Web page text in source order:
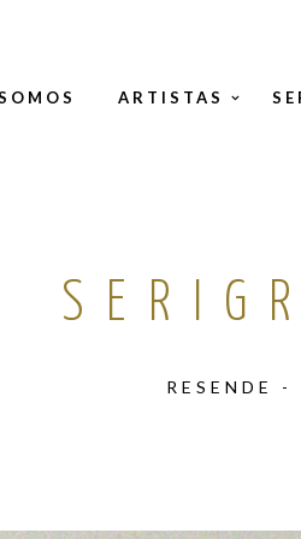
ARTISTAS
RESENDE -